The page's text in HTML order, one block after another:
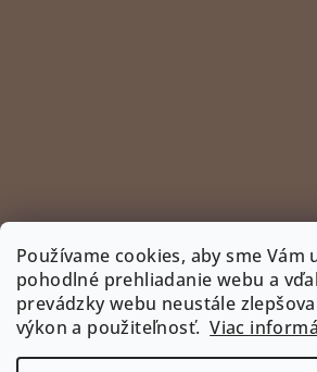
Používame cookies, aby sme Vám
pohodlné prehliadanie webu a
prevádzky webu neustále
výkon a použiteľnosť.Viac
Sledovať na Instagrame